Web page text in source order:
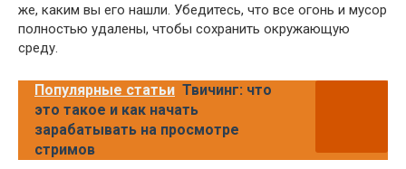
же, каким вы его нашли. Убедитесь, что все огонь и мусор
полностью удалены, чтобы сохранить окружающую
среду.
Популярные статьи Твичинг: что
это такое и как начать
зарабатывать на просмотре
стримов